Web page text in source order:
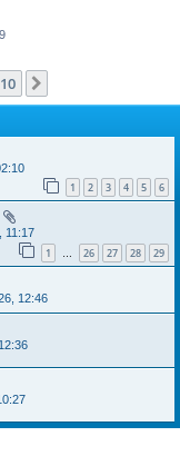
10
1 2 3 4 5 6
11:17
1 … 26 27 28 29
12:46